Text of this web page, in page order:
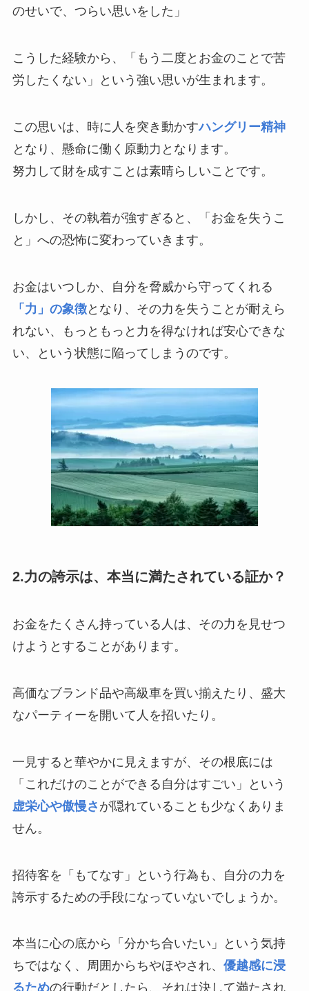
のせいで、つらい思いをした」
こうした経験から、「もう二度とお金のことで苦
労したくない」という強い思いが生まれます。
この思いは、時に人を突き動かすハングリー精神
となり、懸命に働く原動力となります。
努力して財を成すことは素晴らしいことです。
しかし、その執着が強すぎると、「お金を失うこ
と」への恐怖に変わっていきます。
お金はいつしか、自分を脅威から守ってくれる
「力」の象徴となり、その力を失うことが耐えら
れない、もっともっと力を得なければ安心できな
い、という状態に陥ってしまうのです。
2.力の誇示は、本当に満たされている証か？
お金をたくさん持っている人は、その力を見せつ
けようとすることがあります。
高価なブランド品や高級車を買い揃えたり、盛大
なパーティーを開いて人を招いたり。
一見すると華やかに見えますが、その根底には
「これだけのことができる自分はすごい」という
虚栄心や傲慢さ が隠れていることも少なくありま
せん。
招待客を「もてなす」という行為も、自分の力を
誇示するための手段になっていないでしょうか。
本当に心の底から「分かち合いたい」という気持
ちではなく、周囲からちやほやされ、 優越感に浸
るための行動だとしたら、それは決して満たされ